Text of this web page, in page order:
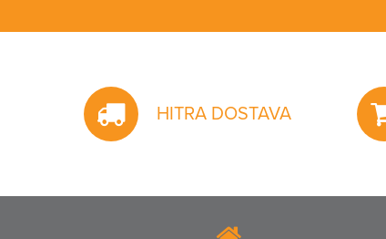
HITRA DOSTAVA